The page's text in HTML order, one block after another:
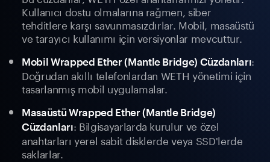
Kullanıcı dostu olmalarına rağmen, siber
tehditlere karşı savunmasızdırlar. Mobil, masaüstü
ve tarayıcı kullanımı için versiyonlar mevcuttur.
Mobil Wrapped Ether (Mantle Bridge) Cüzdanları:
Doğrudan akıllı telefonlardan WETH yönetimi için
tasarlanmış mobil uygulamalar.
Masaüstü Wrapped Ether (Mantle Bridge)
Cüzdanları: Bilgisayarlarda kurulur ve özel
anahtarları yerel sabit disklerde veya SSD'lerde
saklarlar.